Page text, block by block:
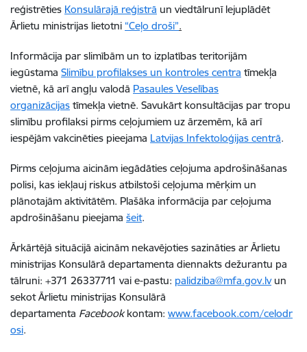
reģistrēties Konsulārajā reģistrā un viedtālrunī lejuplādēt
Ārlietu ministrijas lietotni “Ceļo droši”.
Informācija par slimībām un to izplatības teritorijām
iegūstama Slimību profilakses un kontroles centra tīmekļa
vietnē, kā arī angļu valodā Pasaules Veselības
organizācijas tīmekļa vietnē. Savukārt konsultācijas par tropu
slimību profilaksi pirms ceļojumiem uz ārzemēm, kā arī
iespējām vakcinēties pieejama Latvijas Infektoloģijas centrā.
Pirms ceļojuma aicinām iegādāties ceļojuma apdrošināšanas
polisi, kas iekļauj riskus atbilstoši ceļojuma mērķim un
plānotajām aktivitātēm. Plašāka informācija par ceļojuma
apdrošināšanu pieejama šeit.
Ārkārtējā situācijā aicinām nekavējoties sazināties ar Ārlietu
ministrijas Konsulārā departamenta diennakts dežurantu pa
tālruni: +371 26337711 vai e-pastu: palidziba@mfa.gov.lvun
sekot Ārlietu ministrijas Konsulārā
departamenta Facebookkontam: www.facebook.com/celodr
osi.